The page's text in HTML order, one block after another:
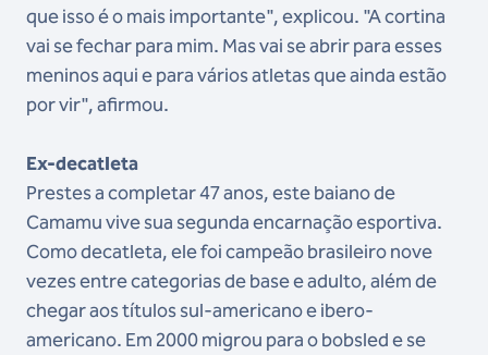
que isso é o mais importante", explicou. "A cortina
vai se fechar para mim. Mas vai se abrir para esses
meninos aqui e para vários atletas que ainda estão
por vir", afirmou.
Ex-decatleta
Prestes a completar 47 anos, este baiano de
Camamu vive sua segunda encarnação esportiva.
Como decatleta, ele foi campeão brasileiro nove
vezes entre categorias de base e adulto, além de
chegar aos títulos sul-americano e ibero-
americano. Em 2000 migrou para o bobsled e se